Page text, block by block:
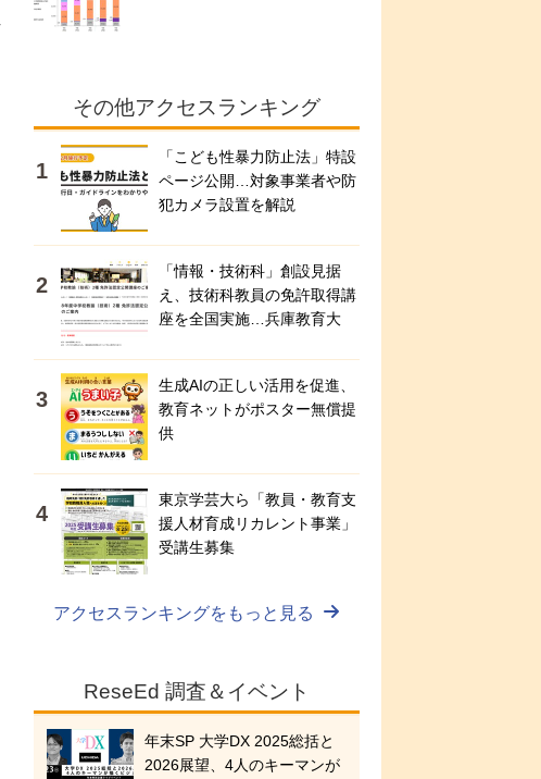
その他アクセスランキング
「こども性暴力防止法」特設
ページ公開…対象事業者や防
犯カメラ設置を解説
「情報・技術科」創設見据
え、技術科教員の免許取得講
座を全国実施…兵庫教育大
生成AIの正しい活用を促進、
教育ネットがポスター無償提
供
東京学芸大ら「教員・教育支
援人材育成リカレント事業」
受講生募集
アクセスランキングをもっと見る
ReseEd 調査＆イベント
年末SP 大学DX 2025総括と
2026展望、4人のキーマンが